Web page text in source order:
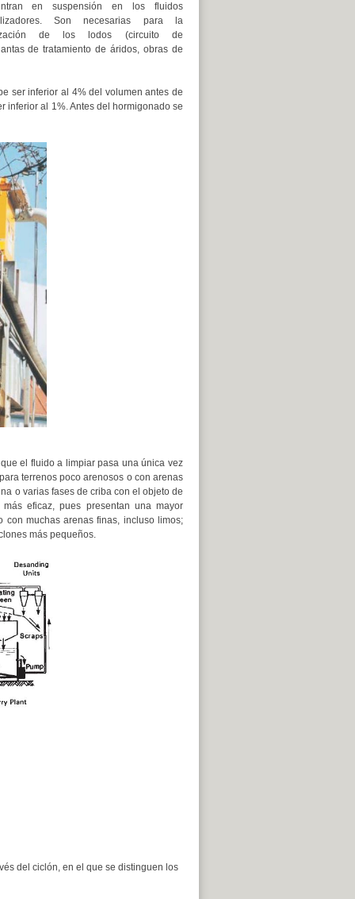
en suspensión en los fluidos
Son necesarias para la
de los lodos (circuito de
de tratamiento de áridos, obras de
ser inferior al 4% del volumen antes de
inferior al 1%. Antes del hormigonado se
el fluido a limpiar pasa una única vez
terrenos poco arenosos o con arenas
o varias fases de criba con el objeto de
eficaz, pues presentan una mayor
muchas arenas finas, incluso limos;
más pequeños.
del ciclón, en el que se distinguen los